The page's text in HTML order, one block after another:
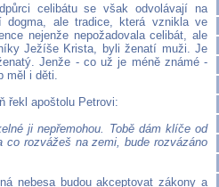
celibátu se však odvolávají na
dogma, ale tradice, která vznikla ve
nejenže nepožadovala celibát, ale
Ježíše Krista, byli ženatí muži. Je
Jenže - co už je méně známé -
měl i děti.
řekl apoštolu Petrovi:
ji nepřemohou. Tobě dám klíče od
rozvážeš na zemi, bude rozvázáno
nebesa budou akceptovat zákony a